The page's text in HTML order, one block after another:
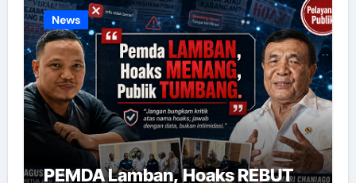
News
PEMDA Lamban, Hoaks REBUT